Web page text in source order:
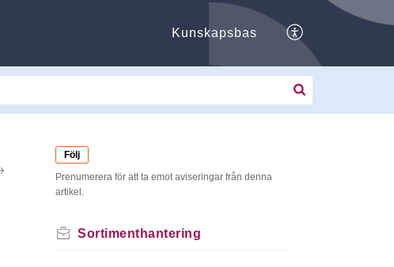
Kunskapsbas
Följ
Prenumerera för att ta emot aviseringar från denna
artikel.
Sortimenthantering